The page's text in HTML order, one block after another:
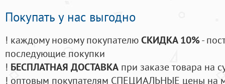
Покупать у нас выгодно
! каждому новому покупателюСКИДКА 10%-
последующие покупки
! БЕСПЛАТНАЯ ДОСТАВКА при заказе товара на
! оптовым покупателям СПЕЦИАЛЬНЫЕ цены на